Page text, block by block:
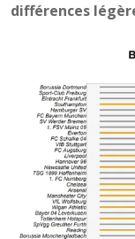
différences